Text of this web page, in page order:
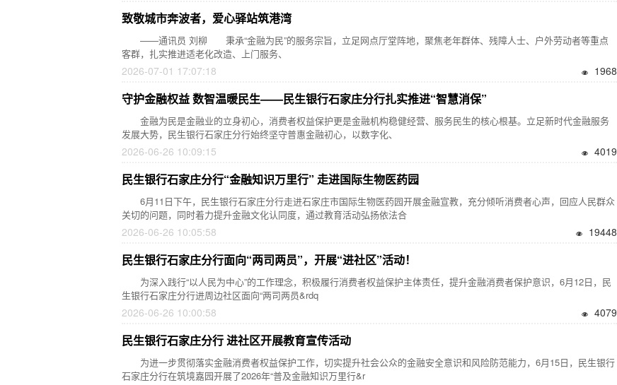
致敬城市奔波者，爱心驿站筑港湾
——通讯员 刘柳 秉承“金融为民”的服务宗旨，立足网点厅堂阵地，聚焦老年群体、残障人士、户外劳动者等重点
客群，扎实推进适老化改造、上门服务、
2026-07-01 17:07:18 1968
守护金融权益 数智温暖民生——民生银行石家庄分行扎实推进“智慧消保”
金融为民是金融业的立身初心，消费者权益保护更是金融机构稳健经营、服务民生的核心根基。立足新时代金融服务
发展大势，民生银行石家庄分行始终坚守普惠金融初心，以数字化、
2026-06-26 10:09:15 4019
民生银行石家庄分行“金融知识万里行” 走进国际生物医药园
6月11日下午，民生银行石家庄分行走进石家庄市国际生物医药园开展金融宣教，充分倾听消费者心声，回应人民群众
关切的问题，同时着力提升金融文化认同度，通过教育活动弘扬依法合
2026-06-26 10:05:58 19448
民生银行石家庄分行面向“两司两员”，开展“进社区”活动！
为深入践行“以人民为中心”的工作理念，积极履行消费者权益保护主体责任，提升金融消费者保护意识，6月12日，民
生银行石家庄分行进周边社区面向“两司两员&rdq
2026-06-26 10:00:58 4079
民生银行石家庄分行 进社区开展教育宣传活动
为进一步贯彻落实金融消费者权益保护工作，切实提升社会公众的金融安全意识和风险防范能力，6月15日，民生银行
石家庄分行在筑境嘉园开展了2026年“普及金融知识万里行&r